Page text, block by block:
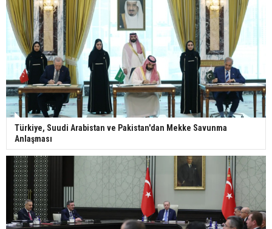
Türkiye, Suudi Arabistan ve Pakistan'dan Mekke Savunma
Anlaşması